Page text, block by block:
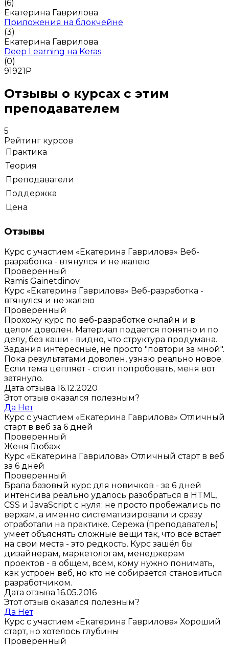
(6)
Екатерина Гаврилова
Приложения на блокчейне
(3)
Екатерина Гаврилова
Deep Learning на Keras
(0)
91921Р
Отзывы о курсах с этим
преподавателем
5
Рейтинг курсов
Практика
Теория
Преподаватели
Поддержка
Цена
Отзывы
Курс с участием «Екатерина Гаврилова» Веб-
разработка - втянулся и не жалею
Проверенный
Ramis Gainetdinov
Курс «Екатерина Гаврилова» Веб-разработка -
втянулся и не жалею
Проверенный
Прохожу курс по веб-разработке онлайн и в
целом доволен. Материал подается понятно и по
делу, без каши - видно, что структура продумана.
Задания интересные, не просто "повтори за мной".
Пока результатами доволен, узнаю реально новое.
Если тема цепляет - стоит попробовать, меня вот
затянуло.
Дата отзыва 16.12.2020
Этот отзыв оказался полезным?
Да Нет
Курс с участием «Екатерина Гаврилова» Отличный
старт в веб за 6 дней
Проверенный
Женя Глобаж
Курс «Екатерина Гаврилова» Отличный старт в веб
за 6 дней
Проверенный
Брала базовый курс для новичков - за 6 дней
интенсива реально удалось разобраться в HTML,
CSS и JavaScript с нуля: не просто пробежались по
верхам, а именно систематизировали и сразу
отработали на практике. Сережа (преподаватель)
умеет объяснять сложные вещи так, что всё встаёт
на свои места - это редкость. Курс зашёл бы
дизайнерам, маркетологам, менеджерам
проектов - в общем, всем, кому нужно понимать,
как устроен веб, но кто не собирается становиться
разработчиком.
Дата отзыва 16.05.2016
Этот отзыв оказался полезным?
Да Нет
Курс с участием «Екатерина Гаврилова» Хороший
старт, но хотелось глубины
Проверенный